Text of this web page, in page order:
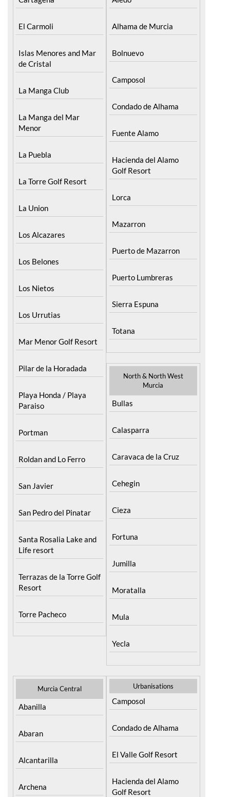
El Carmoli
Islas Menores and Mar
de Cristal
La Manga Club
La Manga del Mar
Menor
La Puebla
La Torre Golf Resort
La Union
Los Alcazares
Los Belones
Los Nietos
Los Urrutias
Mar Menor Golf Resort
Pilar de la Horadada
Playa Honda / Playa
Paraiso
Portman
Roldan and Lo Ferro
San Javier
San Pedro del Pinatar
Santa Rosalia Lake and
Life resort
Terrazas de la Torre Golf
Resort
Torre Pacheco
Alhama de Murcia
Bolnuevo
Camposol
Condado de Alhama
Fuente Alamo
Hacienda del Alamo
Golf Resort
Lorca
Mazarron
Puerto de Mazarron
Puerto Lumbreras
Sierra Espuna
Totana
North & North West
Murcia
Bullas
Calasparra
Caravaca de la Cruz
Cehegin
Cieza
Fortuna
Jumilla
Moratalla
Mula
Yecla
Murcia Central
Abanilla
Abaran
Alcantarilla
Archena
Urbanisations
Camposol
Condado de Alhama
El Valle Golf Resort
Hacienda del Alamo
Golf Resort